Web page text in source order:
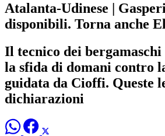
Atalanta-Udinese |
disponibili. Torna anche
Il tecnico dei bergamaschi
la sfida di domani contro
guidata da Cioffi. Queste
dichiarazioni